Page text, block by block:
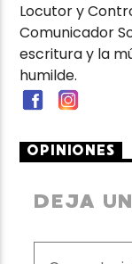
Locutor y
Comunicador
escritura y la
humilde.
OPINIONES
DEJA